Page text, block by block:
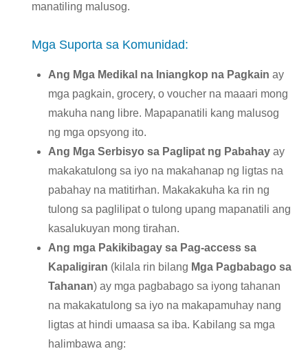
manatiling malusog.
Mga Suporta sa Komunidad:
Ang Mga Medikal na Iniangkop na Pagkain ay
mga pagkain, grocery, o voucher na maaari mong
makuha nang libre. Mapapanatili kang malusog
ng mga opsyong ito.
Ang Mga Serbisyo sa Paglipat ng Pabahay ay
makakatulong sa iyo na makahanap ng ligtas na
pabahay na matitirhan. Makakakuha ka rin ng
tulong sa paglilipat o tulong upang mapanatili ang
kasalukuyan mong tirahan.
Ang mga Pakikibagay sa Pag-access sa
Kapaligiran (kilala rin bilang Mga Pagbabago sa
Tahanan) ay mga pagbabago sa iyong tahanan
na makakatulong sa iyo na makapamuhay nang
ligtas at hindi umaasa sa iba. Kabilang sa mga
halimbawa ang: